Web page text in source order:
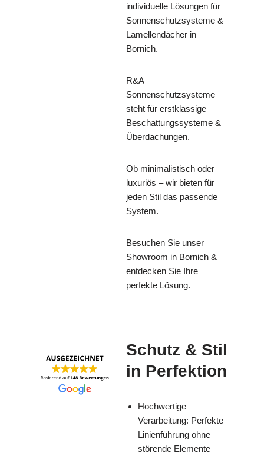
individuelle Lösungen für
Sonnenschutzsysteme &
Lamellendächer in
Bornich.
R&A
Sonnenschutzsysteme
steht für erstklassige
Beschattungssysteme &
Überdachungen.
Ob minimalistisch oder
luxuriös – wir bieten für
jeden Stil das passende
System.
Besuchen Sie unser
Showroom in Bornich &
entdecken Sie Ihre
perfekte Lösung.
Schutz & Stil
in Perfektion
Hochwertige
Verarbeitung: Perfekte
Linienführung ohne
störende Elemente